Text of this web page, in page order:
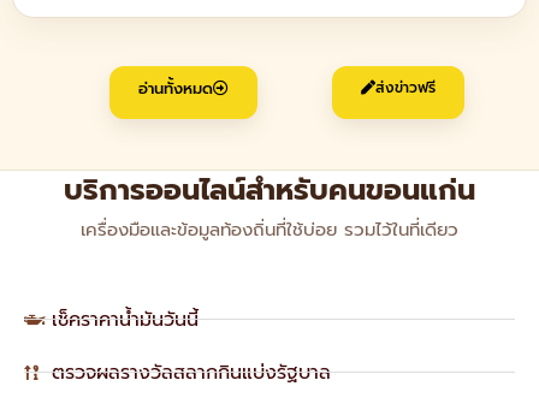
อ่านทั้งหมด ส่งข่าวฟรี
บริการออนไลน์สำหรับคนขอนแก่น
เครื่องมือและข้อมูลท้องถิ่นที่ใช้บ่อย รวมไว้ในที่เดียว
เช็คราคาน้ำมันวันนี้
ตรวจผลรางวัลสลากกินแบ่งรัฐบาล